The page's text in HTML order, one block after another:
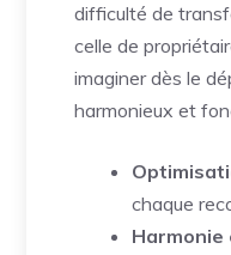
difficulté de
celle de
imaginer dès le
harmonieux et
chaque